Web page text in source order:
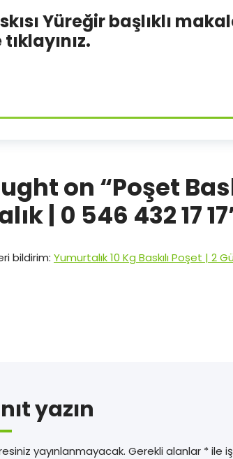
Yüreğir başlıklı
on “Poşet
| 0 546 432 17 17
bildirim: Yumurtalık 10 Kg Baskılı Poşet | 2
yazın
yayınlanmayacak. Gerekli alanlar *ile